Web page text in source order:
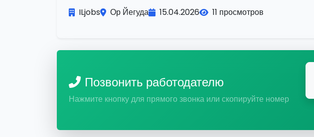
ILjobs Ор Йегуда 15.04.2026 11 просмотров
Позвонить работодателю
Нажмите кнопку для прямого звонка или скопируйте номер